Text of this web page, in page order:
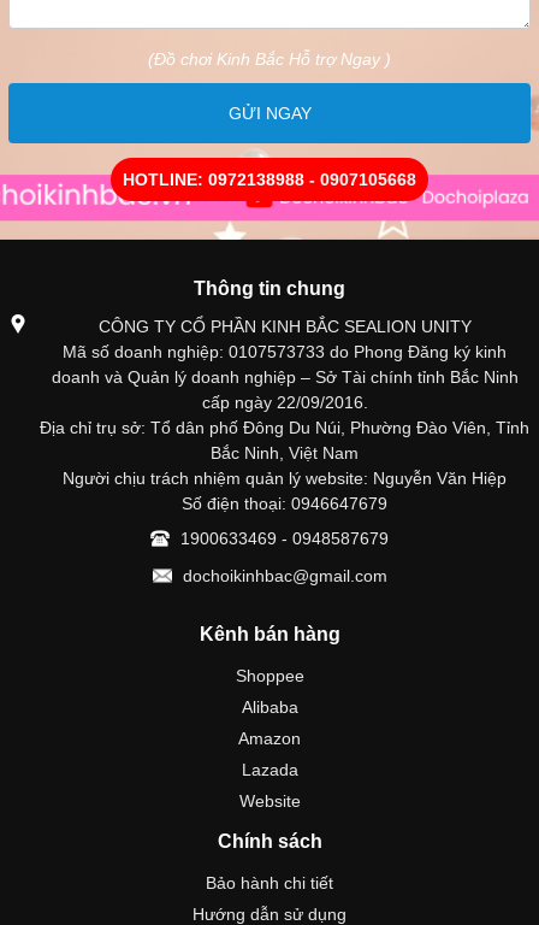
(Đồ chơi Kinh Bắc Hỗ trợ Ngay )
GỬI NGAY
HOTLINE: 0972138988 - 0907105668
Thông tin chung
CÔNG TY CỔ PHẦN KINH BẮC SEALION UNITY
Mã số doanh nghiệp: 0107573733 do Phong Đăng ký kinh
doanh và Quản lý doanh nghiệp – Sở Tài chính tỉnh Bắc Ninh
cấp ngày 22/09/2016.
Địa chỉ trụ sở: Tổ dân phố Đông Du Núi, Phường Đào Viên, Tỉnh
Bắc Ninh, Việt Nam
Người chịu trách nhiệm quản lý website: Nguyễn Văn Hiệp
Số điện thoại: 0946647679
1900633469 - 0948587679
dochoikinhbac@gmail.com
Kênh bán hàng
Shoppee
Alibaba
Amazon
Lazada
Website
Chính sách
Bảo hành chi tiết
Hướng dẫn sử dụng